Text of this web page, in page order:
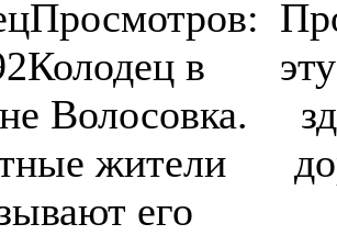
Просмотров:
Колодец в
Волосовка.
жители
его